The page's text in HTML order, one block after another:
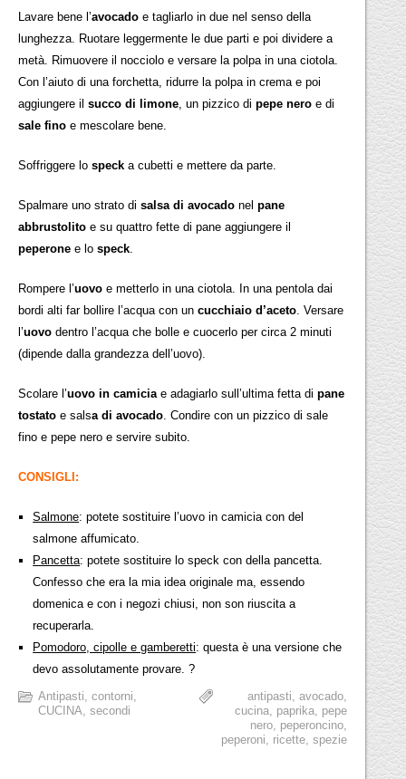
Lavare bene l’avocado e tagliarlo in due nel senso della
lunghezza. Ruotare leggermente le due parti e poi dividere a
metà. Rimuovere il nocciolo e versare la polpa in una ciotola.
Con l’aiuto di una forchetta, ridurre la polpa in crema e poi
aggiungere ilsucco di limone, un pizzico dipepe nero e di
sale fino e mescolare bene.
Soffriggere lospeck a cubetti e mettere da parte.
Spalmare uno strato disalsa di avocado nelpane
abbrustolito e su quattro fette di pane aggiungere il
peperone e lospeck.
Rompere l’uovo e metterlo in una ciotola. In una pentola dai
bordi alti far bollire l’acqua con uncucchiaio d’aceto. Versare
l’uovo dentro l’acqua che bolle e cuocerlo per circa 2 minuti
(dipende dalla grandezza dell’uovo).
Scolare l’uovo in camiciae adagiarlo sull’ultima fetta dipane
tostato e salsa di avocado. Condire con un pizzico di sale
fino e pepe nero e servire subito.
CONSIGLI:
Salmone: potete sostituire l’uovo in camicia con del
salmone affumicato.
Pancetta: potete sostituire lo speck con della pancetta.
Confesso che era la mia idea originale ma, essendo
domenica e con i negozi chiusi, non son riuscita a
recuperarla.
Pomodoro, cipolle e gamberetti: questa è una versione che
devo assolutamente provare. ?
Antipasti,contorni,
CUCINA,secondi
antipasti, avocado,
cucina, paprika, pepe
nero, peperoncino,
peperoni, ricette, spezie